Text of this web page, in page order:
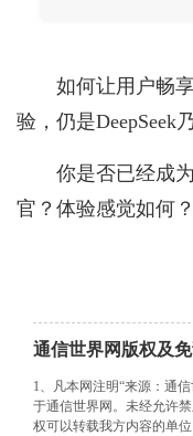
如何让用户畅
验，仍是DeepSeek
你是否已经成
官？体验感觉如何？
通信世界网版权及
1、凡本网注明“来源：通
于通信世界网。未经允许
权可以转载我方内容的单